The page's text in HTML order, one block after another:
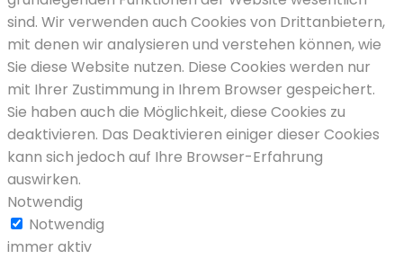
sind. Wir verwenden auch Cookies von Drittanbietern,
mit denen wir analysieren und verstehen können, wie
Sie diese Website nutzen. Diese Cookies werden nur
mit Ihrer Zustimmung in Ihrem Browser gespeichert.
Sie haben auch die Möglichkeit, diese Cookies zu
deaktivieren. Das Deaktivieren einiger dieser Cookies
kann sich jedoch auf Ihre Browser-Erfahrung
auswirken.
Notwendig
Notwendig
immer aktiv